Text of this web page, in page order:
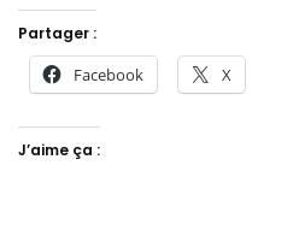
Partager :
Facebook X
J’aime ça :